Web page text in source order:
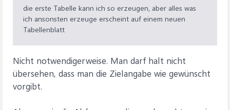
die erste Tabelle kann ich so erzeugen, aber alles was
ich ansonsten erzeuge erscheint auf einem neuen
Tabellenblatt
Nicht notwendigerweise. Man darf halt nicht
übersehen, dass man die Zielangabe wie gewünscht
vorgibt.